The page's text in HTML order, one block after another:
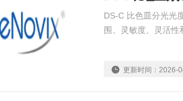
DS-C 比色皿分光光
围、灵敏度、灵活性
更新时间：2026-